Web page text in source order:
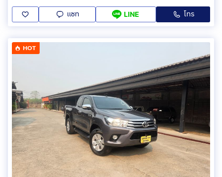
แชท LINE โทร
HOT